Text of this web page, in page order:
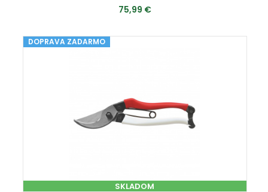
75,99 €
PRIDAŤ DO KOŠÍKA
DOPRAVA ZADARMO
SKLADOM